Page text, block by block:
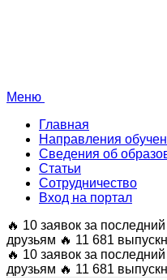
Меню
Главная
Направления
Сведения об
Статьи
Сотрудничество
Вход на портал
🔥 10 заявок за
друзьям 🔥 11 681
🔥 10 заявок за
друзьям 🔥 11 681